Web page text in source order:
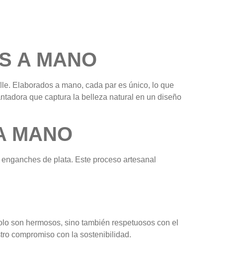
A MANO
Elaborados a mano, cada par es único, lo que
que captura la belleza natural en un diseño
MANO
de plata. Este proceso artesanal
son hermosos, sino también respetuosos con el
compromiso con la sostenibilidad.